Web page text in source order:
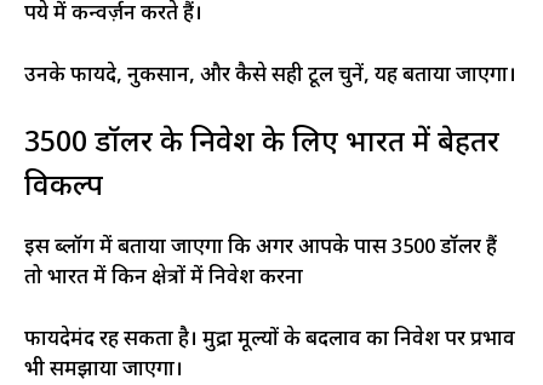
रुपये में कन्वर्ज़न करते हैं।
उनके फायदे, नुकसान, और कैसे सही टूल चुनें, यह बताया जाएगा।
3500 डॉलर के निवेश के लिए भारत में बेहतर
विकल्प
इस ब्लॉग में बताया जाएगा कि अगर आपके पास 3500 डॉलर हैं
तो भारत में किन क्षेत्रों में निवेश करना
फायदेमंद रह सकता है। मुद्रा मूल्यों के बदलाव का निवेश पर प्रभाव
भी समझाया जाएगा।